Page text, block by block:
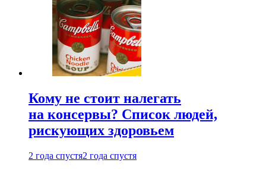
Кому не стоит налегать
на консервы? Список людей,
рискующих здоровьем
2 года спустя2 года спустя